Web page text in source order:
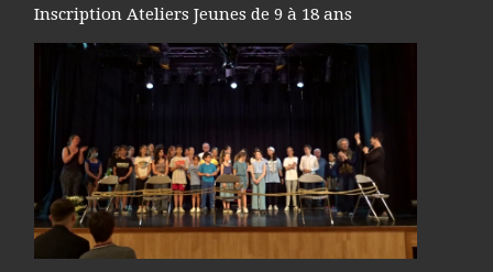
Inscription Ateliers Jeunes de 9 à 18 ans